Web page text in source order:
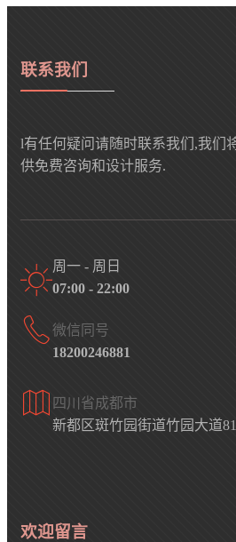
联系我们
l有任何疑问请随时联系我们,我们
供免费咨询和设计服务.
周一 - 周日
07:00 - 22:00
微信同号
18200246881
四川省成都市
新都区斑竹园街道竹园大道
欢迎留言